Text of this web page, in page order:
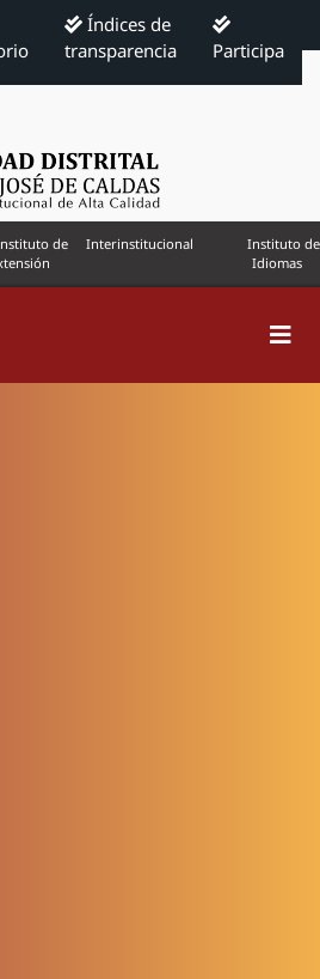
Índices de
transparencia
Participa
de
Interinstitucional
Instituto de
Idiomas